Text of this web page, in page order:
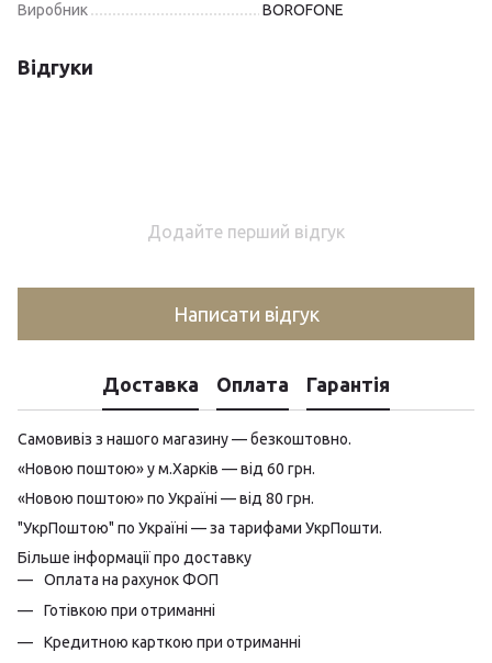
Виробник BOROFONE
Відгуки
Додайте перший відгук
Написати відгук
Доставка Оплата Гарантія
Самовивіз з нашого магазину — безкоштовно.
«Новою поштою» у м.Харків — від 60 грн.
«Новою поштою» по Україні — від 80 грн.
"УкрПоштою" по Україні — за тарифами УкрПошти.
Більше інформації про доставку
Оплата на рахунок ФОП
Готівкою при отриманні
Кредитною карткою при отриманні